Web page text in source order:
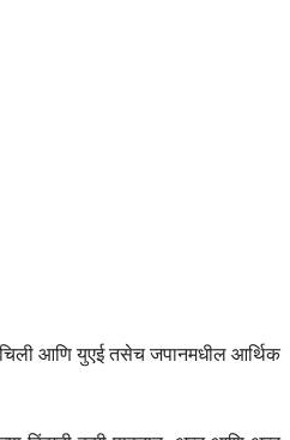
चिली आणि युएई तसेच जपानमधील आर्थिक